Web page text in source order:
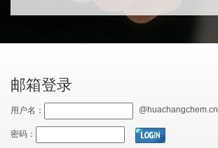
邮箱登录
用户名： @huachangchem.cn
密码：